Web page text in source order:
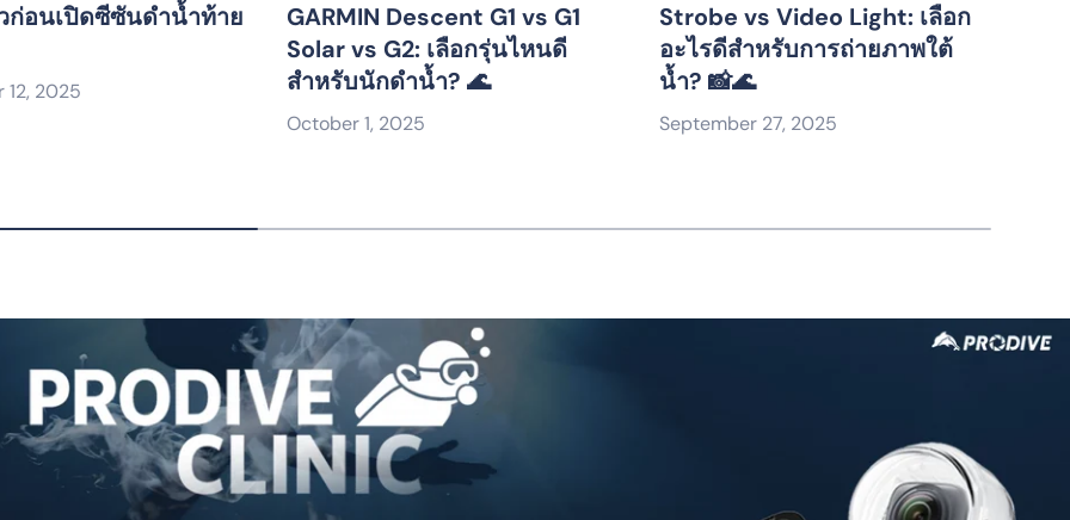
ก่อนเปิดซีซันดำน้ำท้าย
12, 2025
GARMIN Descent G1 vs G1
Solar vs G2: เลือกรุ่นไหนดี
สำหรับนักดำน้ำ? 🌊
October 1, 2025
Strobe vs Video Light: เลือก
อะไรดีสำหรับการถ่ายภาพใต้
น้ำ? 📸🌊
September 27, 2025